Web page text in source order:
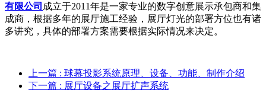
有限公司 成立于2011年是一家专业的数字创意展示承包商和集
成商，根据多年的展厅施工经验，展厅灯光的部署方位也有诸
多讲究，具体的部署方案需要根据实际情况来决定。
上一篇 : 球幕投影系统原理、设备、功能、制作介绍
下一篇 : 展厅设备之展厅扩声系统